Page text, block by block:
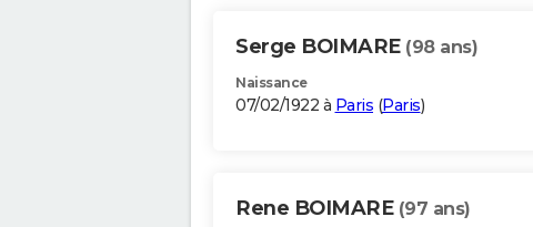
Serge BOIMARE (98 ans)
Naissance
07/02/1922 à Paris (Paris)
Rene BOIMARE (97 ans)